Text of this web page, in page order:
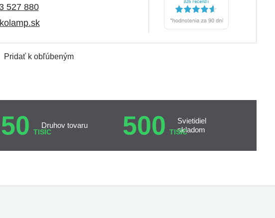
527 880
Pridať k obľúbeným
50 TISÍC
Druhov tovaru 500 TISÍC
Svietidiel
skladom